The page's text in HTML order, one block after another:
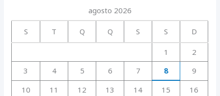
agosto 2026
S T Q Q S S D
1
2
3
4 5 6 7 8
9
10
11 12 13 14 15
16